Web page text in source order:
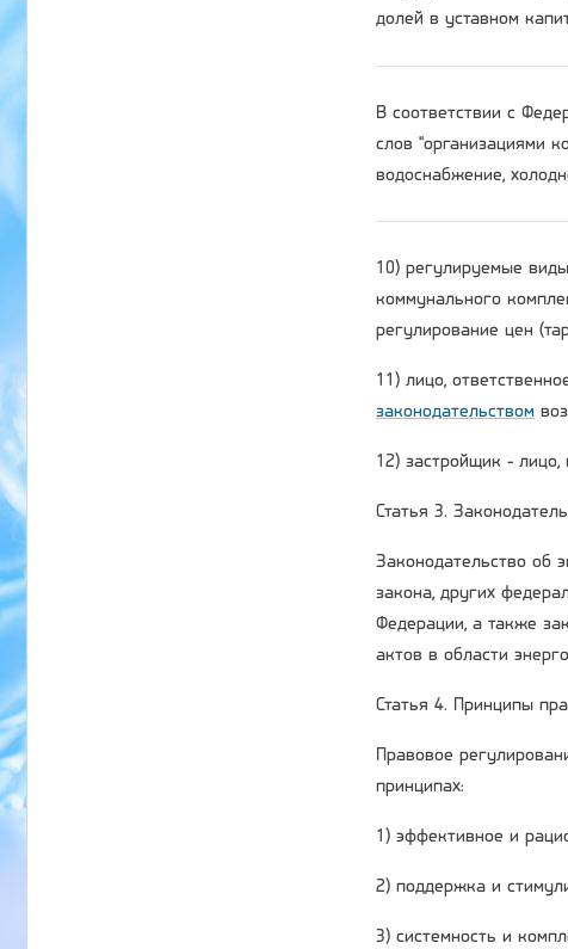
долей в уставном
В соответствии с
слов "организациями
водоснабжение,
10) регулируемые
коммунального
регулирование цен
11) лицо,
законодательством
12) застройщик - лицо,
Статья 3.
Законодательство об
закона, других
Федерации, а также
актов в области
Статья 4. Принципы
Правовое
принципах:
1) эффективное и
2) поддержка и
3) системность и